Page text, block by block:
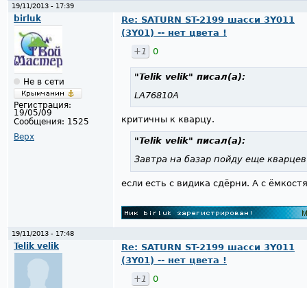
19/11/2013 - 17:39
birluk
Не в сети
Регистрация:
19/05/09
Сообщения: 1525
Верх
Re: SATURN ST-2199 шасси 3Y011
(3Y01) -- нет цвета !
+1
0
"Telik velik" писал(а):
LA76810A
критичны к кварцу.
"Telik velik" писал(а):
Завтра на базар пойду еще
если есть с видика сдёрни. А с
19/11/2013 - 17:48
Telik velik
Re: SATURN ST-2199 шасси 3Y011
(3Y01) -- нет цвета !
+1
0